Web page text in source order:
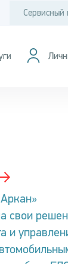
Сервисный
свои
и